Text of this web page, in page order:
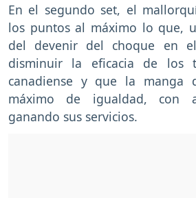
En el segundo set, el
los puntos al máximo lo que,
del devenir del choque en
disminuir la eficacia de los
canadiense y que la manga
máximo de igualdad, con
ganando sus servicios.